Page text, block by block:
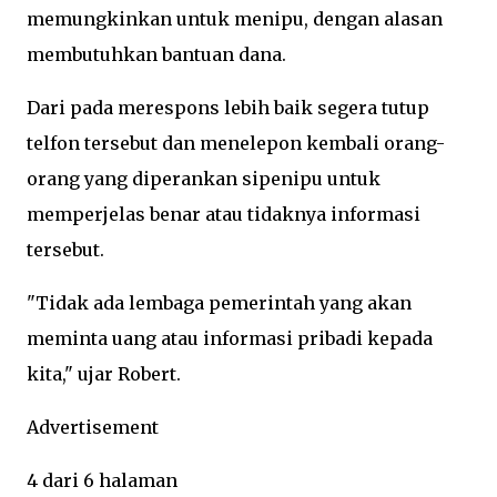
memungkinkan untuk menipu, dengan alasan
membutuhkan bantuan dana.
Dari pada merespons lebih baik segera tutup
telfon tersebut dan menelepon kembali orang-
orang yang diperankan sipenipu untuk
memperjelas benar atau tidaknya informasi
tersebut.
"Tidak ada lembaga pemerintah yang akan
meminta uang atau informasi pribadi kepada
kita," ujar Robert.
Advertisement
4 dari 6 halaman